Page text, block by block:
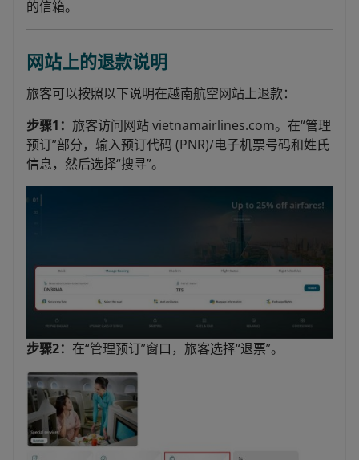
的信箱。
网站上的退款说明
旅客可以按照以下说明在越南航空网站上退款：
步骤1： 旅客访问网站 vietnamairlines.com。在“管理
预订”部分，输入预订代码 (PNR)/电子机票号码和姓氏
信息，然后选择“搜寻”。
步骤2： 在“管理预订”窗口，旅客选择“退票”。